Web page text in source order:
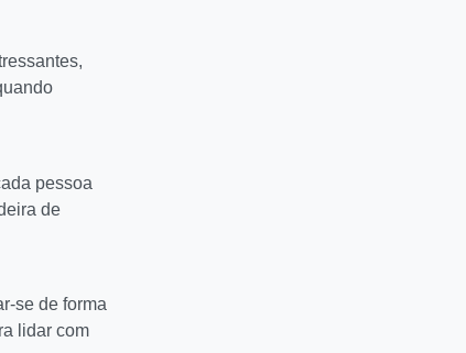
pessoa
de
se de forma
lidar com